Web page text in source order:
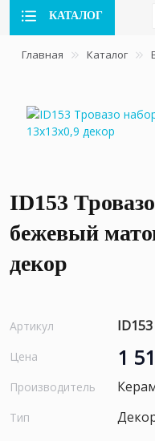
КАТАЛОГ
Главная Каталог
ID153
бежевый
декор
Артикул ID153
Цена 1
Производитель
Тип